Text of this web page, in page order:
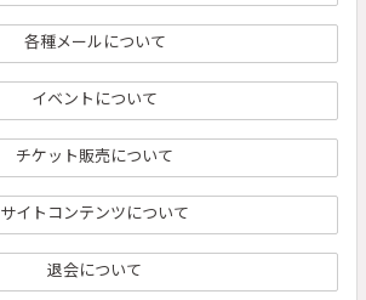
各種メールについて
イベントについて
チケット販売について
サイトコンテンツについて
退会について